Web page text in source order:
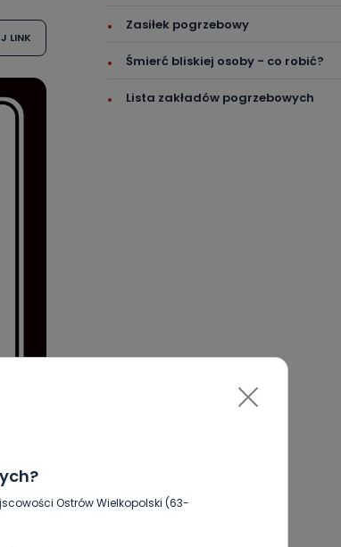
Ostrów Wielkopolski (63-
LINK
Zasiłek pogrzebowy
Śmierć bliskiej osoby - co robić?
Lista zakładów pogrzebowych